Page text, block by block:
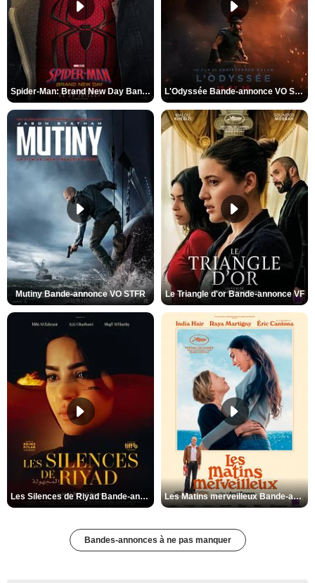
Spider-Man: Brand New Day Bande-annonce VO STFR L'Odyssée Bande-annonce VO STFR
Mutiny Bande-annonce VO STFR Le Triangle d'or Bande-annonce VF
Les Silences de Riyad Bande-annonce VO STFR Les Matins merveilleux Bande-annonce VF
Bandes-annonces à ne pas manquer